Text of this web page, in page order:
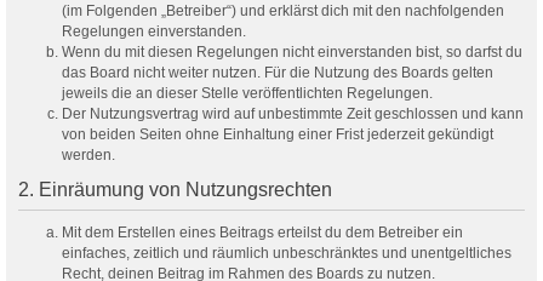
(im Folgenden „Betreiber“) und erklärst dich mit den nachfolgenden
Regelungen einverstanden.
Wenn du mit diesen Regelungen nicht einverstanden bist, so darfst du
das Board nicht weiter nutzen. Für die Nutzung des Boards gelten
jeweils die an dieser Stelle veröffentlichten Regelungen.
Der Nutzungsvertrag wird auf unbestimmte Zeit geschlossen und kann
von beiden Seiten ohne Einhaltung einer Frist jederzeit gekündigt
werden.
2. Einräumung von Nutzungsrechten
Mit dem Erstellen eines Beitrags erteilst du dem Betreiber ein
einfaches, zeitlich und räumlich unbeschränktes und unentgeltliches
Recht, deinen Beitrag im Rahmen des Boards zu nutzen.